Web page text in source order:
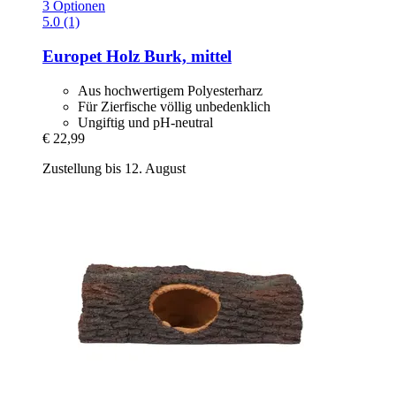
3 Optionen
5.0 (1)
Europet Holz Burk, mittel
Aus hochwertigem Polyesterharz
Für Zierfische völlig unbedenklich
Ungiftig und pH-neutral
€ 22,99
Zustellung bis 12. August